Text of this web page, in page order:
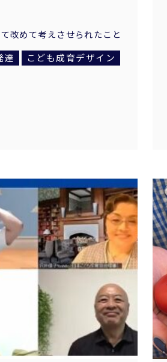
改めて考えさせられたこと
達
こども成育デザイン